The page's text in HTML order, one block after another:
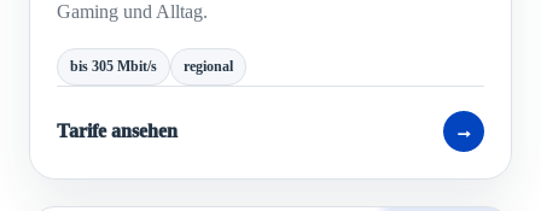
Gaming und Alltag.
bis 305 Mbit/s regional
Tarife ansehen →